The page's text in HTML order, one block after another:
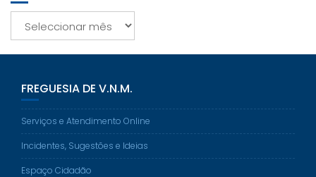
FREGUESIA DE V.N.M.
Serviços e Atendimento Online
Incidentes, Sugestões e Ideias
Espaço Cidadão